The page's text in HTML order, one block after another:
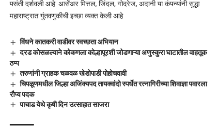
पसंती दर्शवली आहे. आर्सेअर मित्तल, जिंदल, गोदरेज, अदानी या कंपन्यांनी सुद्धा
महाराष्ट्रात गुंतवणुकीची इच्छा व्यक्त केली आहे
विंधने कातकरी वाडीवर स्वच्छता अभियान
दरड कोसळल्याने कोकणला कोल्हापूरशी जोडणाऱ्या अणुस्कुरा घाटातील वाहतूक
ठप्प
तरुणांनी ग्राहक चळवळ खेडोपाडी पोहोचवावी
चिपळूणमधील जिल्हा अजिंक्यपद तायक्वांदो स्पर्धेत रत्नागिरीच्या शिवाज्ञा पवारला
रौप्य पदक
पाचाड येथे कृषी दिन उत्साहात साजरा